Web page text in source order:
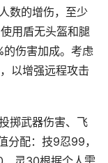
数的增伤，至少
用盾无头盔和腿
伤害加成。考虑
以增强远程攻击
掷武器伤害、飞
分配：技9忍99，